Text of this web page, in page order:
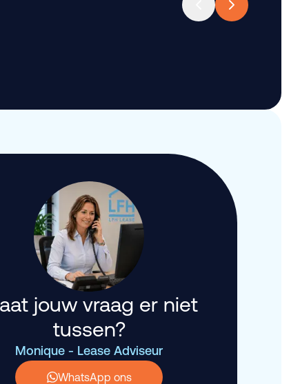
jouw vraag er niet
tussen?
Monique - Lease Adviseur
WhatsApp ons